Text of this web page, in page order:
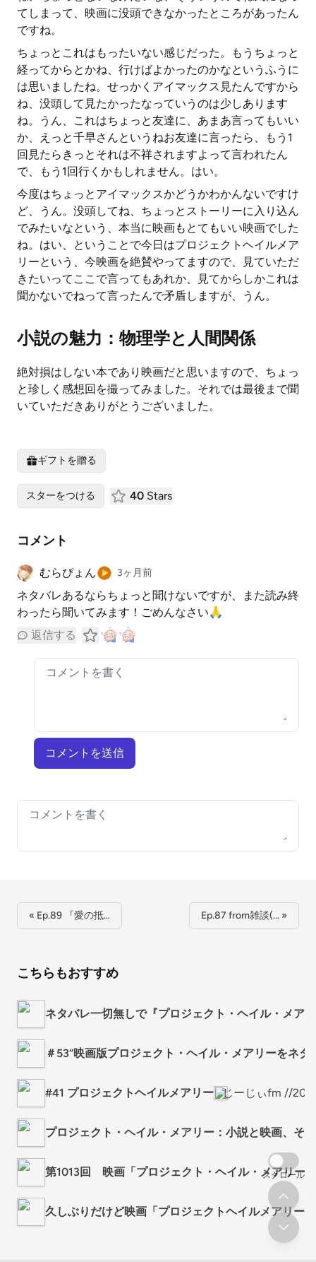
てしまって、映画に没頭できなかったところがあったん
ですね。
ちょっとこれはもったいない感じだった。もうちょっと
経ってからとかね、行けばよかったのかなというふうに
は思いましたね。せっかくアイマックス見たんですから
ね、没頭して見たかったなっていうのは少しあります
ね。うん、これはちょっと友達に、あまあ言ってもいい
か、えっと千早さんというねお友達に言ったら、もう1
回見たらきっとそれは不祥されますよって言われたん
で、もう1回行くかもしれません。はい。
今度はちょっとアイマックスかどうかわかんないですけ
ど、うん。没頭してね、ちょっとストーリーに入り込ん
でみたいなという、本当に映画もとてもいい映画でした
ね。はい、ということで今日はプロジェクトヘイルメア
リーという、今映画を絶賛やってますので、見ていただ
きたいってここで言ってもあれか、見てからしかこれは
聞かないでねって言ったんで矛盾しますが、うん。
小説の魅力：物理学と人間関係
絶対損はしない本であり映画だと思いますので、ちょっ
と珍しく感想回を撮ってみました。それでは最後まで聞
いていただきありがとうございました。
ギフトを贈る
スターをつける 40 Stars
コメント
むらぴょん 3ヶ月前
ネタバレあるならちょっと聞けないですが、また読み終
わったら聞いてみます！ごめんなさい🙏
返信する
コメントを送信
Your comment
« Ep.89 『愛の抵… Ep.87 from雑談(… »
こちらもおすすめ
ネタバレ一切無しで『プロジェクト・ヘイル・メア
＃53“映画版プロジェクト・ヘイル・メアリーをネ
#41 プロジェクトヘイルメアリー じーじぃfm //20
プロジェクト・ヘイル・メアリー：小説と映画、そ
第1013回 映画「プロジェクト・ヘイル・メアリー
久しぶりだけど映画「プロジェクトヘイルメアリー
スクロール